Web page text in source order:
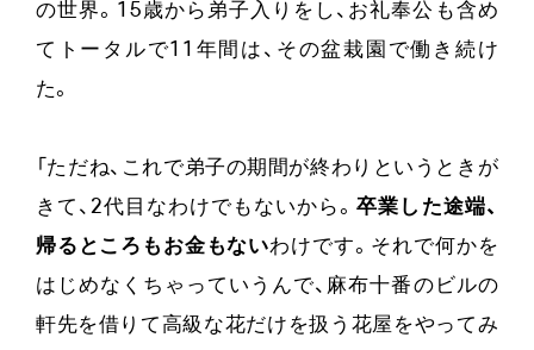
の世界。15歳から弟子入りをし、お礼奉公も含め
てトータルで11年間は、その盆栽園で働き続け
た。
「ただね、これで弟子の期間が終わりというときが
きて、2代目なわけでもないから。卒業した途端、
帰るところもお金もないわけです。それで何かを
はじめなくちゃっていうんで、麻布十番のビルの
軒先を借りて高級な花だけを扱う花屋をやってみ